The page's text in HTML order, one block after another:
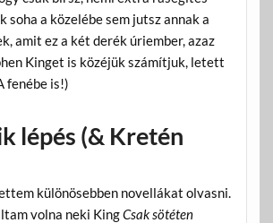
soha a közelébe sem jutsz annak a
amit ez a két derék úriember, azaz
Kinget is közéjük számítjuk, letett
fenébe is!)
lépés (& Kretén
különösebben novellákat olvasni.
volna neki KingCsak sötéten